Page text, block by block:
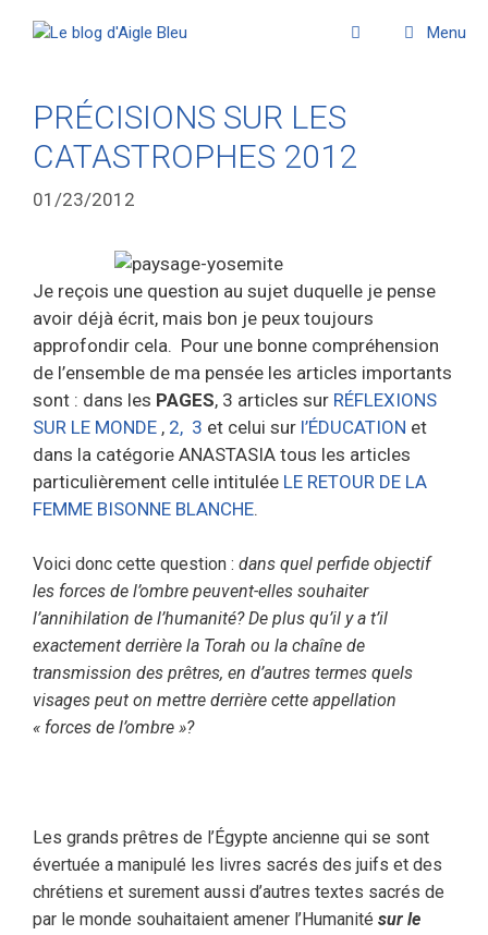
Menu
PRÉCISIONS SUR LES
CATASTROPHES 2012
01/23/2012
Je reçois une question au sujet duquelle je pense
avoir déjà écrit, mais bon je peux toujours
approfondir cela. Pour une bonne compréhension
de l’ensemble de ma pensée les articles importants
sont : dans les PAGES, 3 articles sur RÉFLEXIONS
SUR LE MONDE , 2, 3 et celui sur l’ÉDUCATION et
dans la catégorie ANASTASIA tous les articles
particulièrement celle intitulée LE RETOUR DE LA
FEMME BISONNE BLANCHE.
Voici donc cette question : dans quel perfide objectif
les forces de l’ombre peuvent-elles souhaiter
l’annihilation de l’humanité? De plus qu’il y a t’il
exactement derrière la Torah ou la chaîne de
transmission des prêtres, en d’autres termes quels
visages peut on mettre derrière cette appellation
« forces de l’ombre »?
Les grands prêtres de l’Égypte ancienne qui se sont
évertuée a manipulé les livres sacrés des juifs et des
chrétiens et surement aussi d’autres textes sacrés de
par le monde souhaitaient amener l’Humanité sur le